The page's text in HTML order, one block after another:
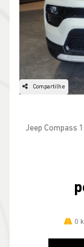
Compartilhe
Jeep Compass
0